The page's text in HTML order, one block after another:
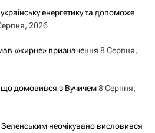
енергетику та допоможе
2026
«жирне» призначення 8 Серпня,
що домовився з Вучичем8 Серпня,
Зеленським неочікувано висловився